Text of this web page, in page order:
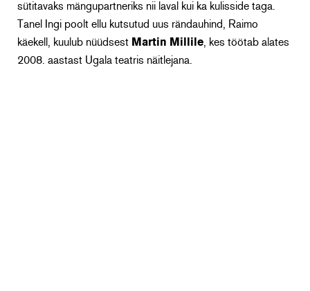
sütitavaks mängupartneriks nii laval kui ka kulisside taga.
Tanel Ingi poolt ellu kutsutud uus rändauhind, Raimo
käekell, kuulub nüüdsest Martin Millile , kes töötab alates
2008. aastast Ugala teatris näitlejana.